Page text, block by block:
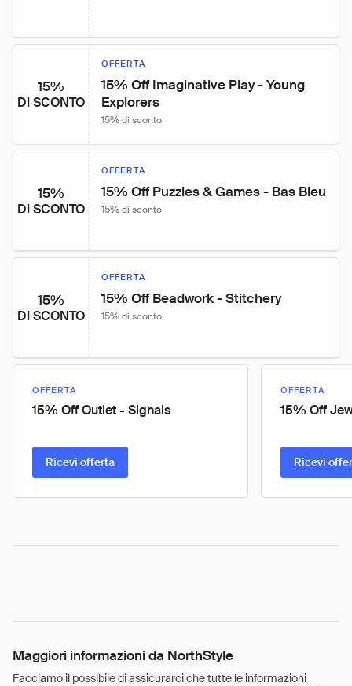
15%
DI SCONTO
OFFERTA
15% Off Imaginative Play - Young
Explorers
15% di sconto
15%
DI SCONTO
OFFERTA
15% Off Puzzles & Games - Bas Bleu
15% di sconto
15%
DI SCONTO
OFFERTA
15% Off Beadwork - Stitchery
15% di sconto
OFFERTA
15% Off Outlet - Signals
Ricevi offerta
OFFERTA
15% Off
Ricevi
Maggiori informazioni da NorthStyle
Facciamo il possibile di assicurarci che tutte le informazioni